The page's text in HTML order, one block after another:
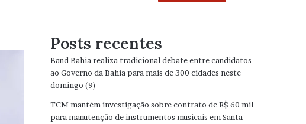
Posts recentes
Band Bahia realiza tradicional debate entre candidatos
ao Governo da Bahia para mais de 300 cidades neste
domingo (9)
TCM mantém investigação sobre contrato de R$ 60 mil
para manutenção de instrumentos musicais em Santa